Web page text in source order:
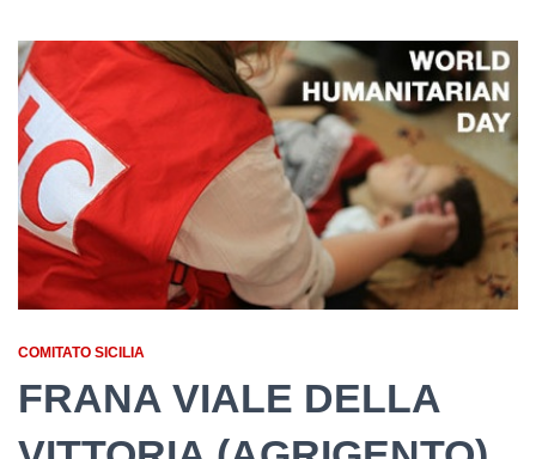
COMITATO SICILIA
FRANA VIALE DELLA